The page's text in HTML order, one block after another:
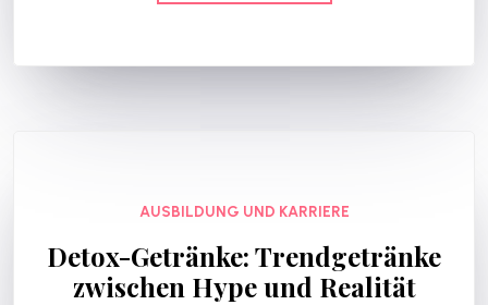
AUSBILDUNG UND KARRIERE
Detox-Getränke: Trendgetränke
zwischen Hype und Realität